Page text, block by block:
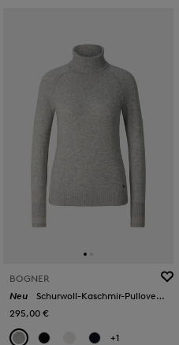
BOGNER
Neu
Schurwoll-Kaschmir-Pullover Vaiana in Hellgrau
295,00 €
+1